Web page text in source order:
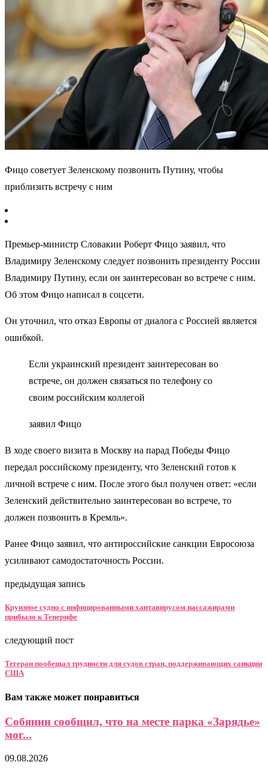
Фицо советует Зеленскому позвонить Путину, чтобы
приблизить встречу с ним
Премьер-министр Словакии Роберт Фицо заявил, что
Владимиру Зеленскому следует позвонить президенту России
Владимиру Путину, если он заинтересован во встрече с ним.
Об этом Фицо написал в соцсети.
Он уточнил, что отказ Европы от диалога с Россией является
ошибкой.
Если украинский президент заинтересован во
встрече, он должен связаться по телефону со
своим российским коллегой
заявил Фицо
В ходе своего визита в Москву на парад Победы Фицо
передал российскому президенту, что Зеленский готов к
личной встрече с ним. После этого был получен ответ: «если
Зеленский действительно заинтересован во встрече, то
должен позвонить в Кремль».
Ранее Фицо заявил, что антироссийские санкции Евросоюза
усиливают самодостаточность России.
предыдущая запись
Круизное судно с инфицированными хантавирусом пассажирами
прибыло к Тенерифе
следующий пост
Тегеран пообещал трудности для судов стран, поддерживающих санкции
США
Вам также может понравиться
Собянин сообщил, что на месте парка «Зарядье»
мог...
09.08.2026